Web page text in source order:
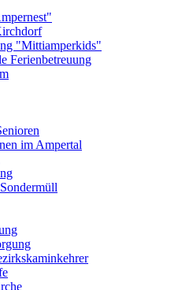
"Mittiamperkids"
Ferienbetreuung
im Ampertal